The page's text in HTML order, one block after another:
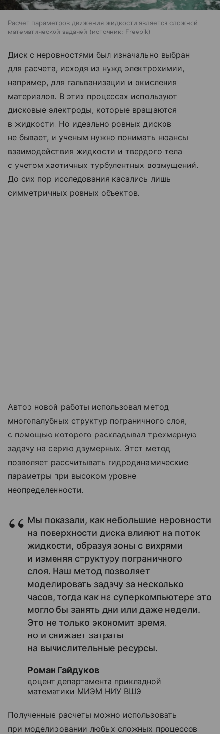
Расчет параметров движения жидкости является сложной
математической задачей
источник: Freepik
Диск с неровностями был изначально выбран
для расчета, исходя из нужд электрохимии,
например, для гальванизации и окисления
материалов. В этих процессах используют
дисковые электроды, которые вращаются
в жидкости. Но идеально ровных дисков
не бывает, и ученым нужно понимать нюансы
взаимодействия жидкости и твердого тела
с учетом хаотичных турбулентных возмущений.
До сих пор исследования касались лишь
симметричных ровных объектов.
Автор новой работы использовал метод
многопалубных структур пограничного слоя,
с помощью которого раскладывал трехмерную
задачу на серию двумерных. Этот метод
позволяет рассчитывать гидродинамические
параметры при высоком уровне
неопределенности.
Мы показали, как небольшие неровности
на поверхности диска влияют на поток
жидкости, образуя зоны с вихрями
и изменяя структуру пограничного
слоя. Наш метод позволяет
моделировать задачу за несколько
часов, тогда как на суперкомпьютере это
могло бы занять дни или даже недели.
Это не только экономит время,
но и снижает затраты
на вычислительные ресурсы.
Роман Гайдуков
доцент департамента прикладной
математики МИЭМ НИУ ВШЭ
Полученные расчеты можно использовать
при моделировании любых сложных процессов